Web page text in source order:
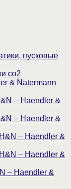
пусковые
со2
& Natermann
– Haendler &
– Haendler &
– Haendler &
– Haendler &
– Haendler &